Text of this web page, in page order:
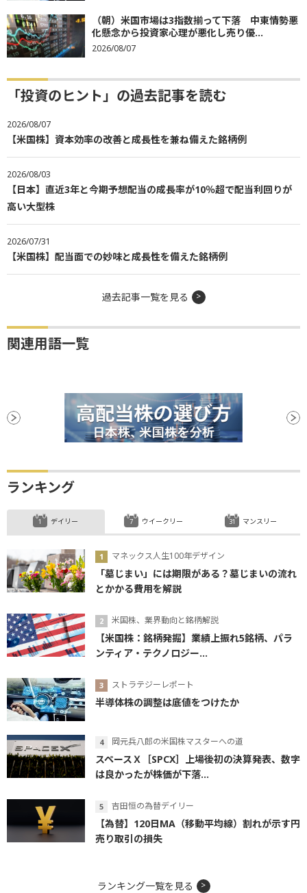
（朝）米国市場は3指数揃って下落 中東情勢悪
化懸念から投資家心理が悪化し売り優...
2026/08/07
「投資のヒント」の過去記事を読む
2026/08/07
【米国株】資本効率の改善と成長性を兼ね備えた銘柄例
2026/08/03
【日本】直近3年と今期予想配当の成長率が10％超で配当利回りが
高い大型株
2026/07/31
【米国株】配当面での妙味と成長性を備えた銘柄例
過去記事一覧を見る
関連用語一覧
ランキング
デイリー
マネックス人生100年デザイン
「墓じまい」には期限がある？墓じまいの流れ
とかかる費用を解説
米国株、業界動向と銘柄解説
【米国株：銘柄発掘】業績上振れ5銘柄、パラ
ンティア・テクノロジー...
ストラテジーレポート
半導体株の調整は底値をつけたか
岡元兵八郎の米国株マスターへの道
スペースＸ［SPCX］上場後初の決算発表、数字
は良かったが株価が下落...
吉田恒の為替デイリー
【為替】120日MA（移動平均線）割れが示す円
売り取引の損失
ウイークリー マンスリー
ランキング一覧を見る